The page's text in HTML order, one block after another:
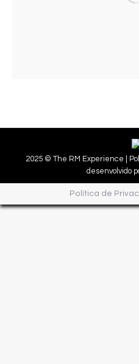
2025 © The RM Experience |
desenvolvido
Política de